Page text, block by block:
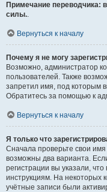
Примечание переводчика:
силы..
Вернуться к началу
Почему я не могу
Возможно, администратор
пользователей. Также
запретил имя, под которым
Обратитесь за помощью к
Вернуться к началу
Я только что
Сначала проверьте свои
возможны два варианта.
регистрации вы указали,
инструкциям. На некоторых
учётные записи были